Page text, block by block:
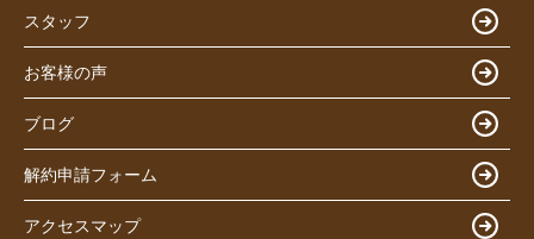
スタッフ
お客様の声
ブログ
解約申請フォーム
アクセスマップ